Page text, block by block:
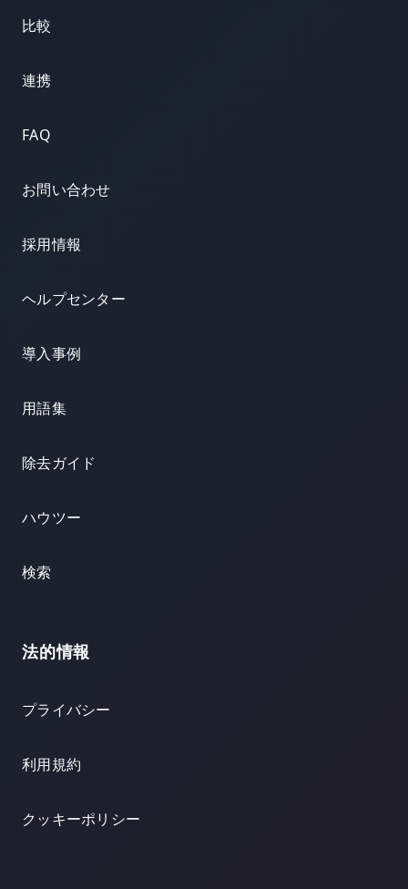
比較
連携
FAQ
お問い合わせ
採用情報
ヘルプセンター
導入事例
用語集
除去ガイド
ハウツー
検索
法的情報
プライバシー
利用規約
クッキーポリシー